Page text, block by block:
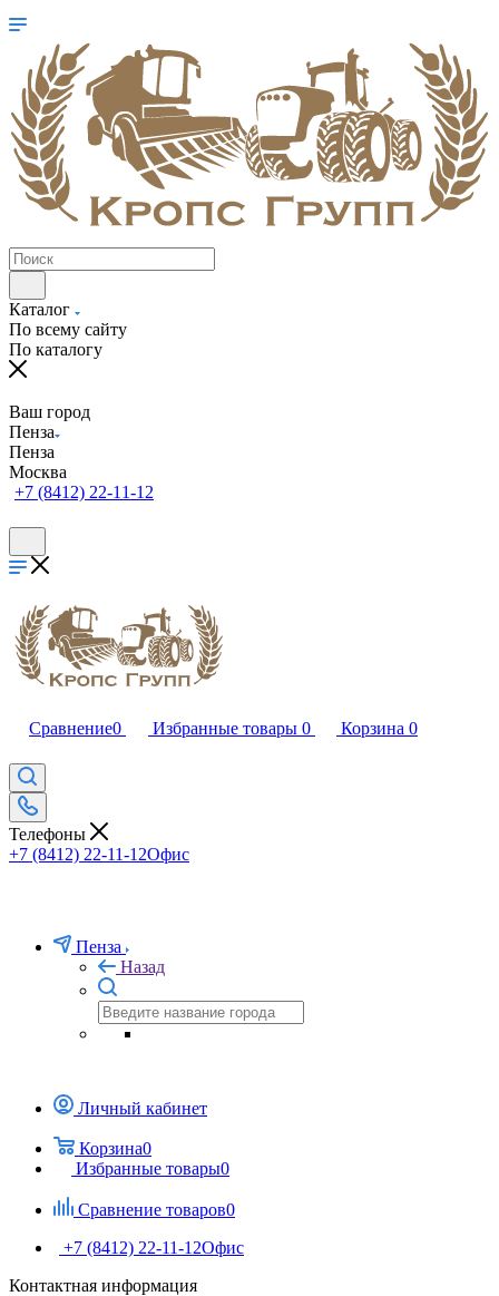
Каталог
По всему сайту
По каталогу
Ваш город
Пенза
Пенза
Москва
+7 (8412) 22-11-12
Сравнение0 Избранные товары 0 Корзина 0
Телефоны
+7 (8412) 22-11-12Офис
Пенза
Назад
Личный кабинет
Корзина0
Избранные товары0
Сравнение товаров0
+7 (8412) 22-11-12Офис
Контактная информация